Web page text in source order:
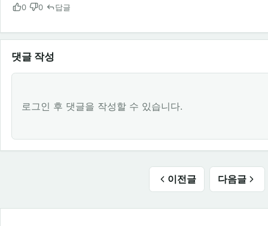
0 0 답글
댓글 작성
로그인 후 댓글을 작성할 수 있습니다.
이전글 다음글